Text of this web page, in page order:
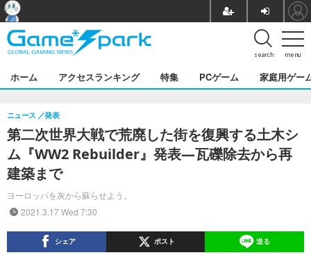
menu
search
ホーム アクセスランキング 特集 PCゲーム 家庭用ゲー
第二次世界大戦で荒廃した街を復興する土木シ
ム『WW2 Rebuilder』発表―瓦礫除去から再
建築まで
ヨーロッパを灰から蘇らせよう。
ニュース 発表
2021.3.17 Wed 7:30
シェア ポスト 送る